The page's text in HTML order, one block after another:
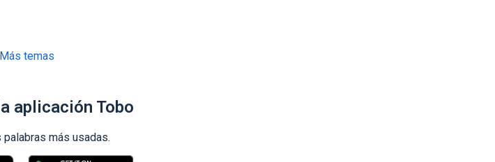
Más temas
aplicación Tobo
palabras más usadas.